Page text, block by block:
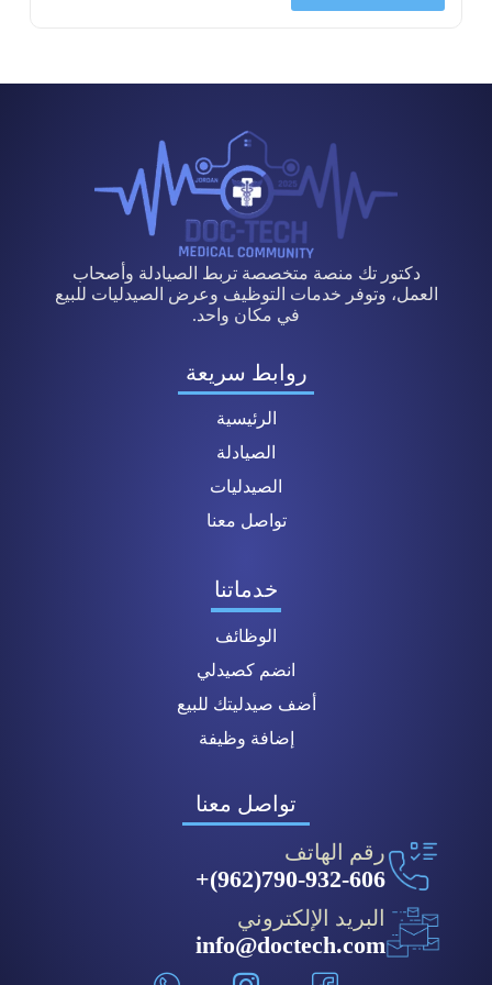
دكتور تك منصة متخصصة تربط الصيادلة وأصحاب
العمل، وتوفر خدمات التوظيف وعرض الصيدليات للبيع
في مكان واحد.
روابط سريعة
الرئيسية
الصيادلة
الصيدليات
تواصل معنا
خدماتنا
الوظائف
انضم كصيدلي
أضف صيدليتك للبيع
إضافة وظيفة
تواصل معنا
رقم الهاتف
790-932-606(962)+
البريد الإلكتروني
info@doctech.com